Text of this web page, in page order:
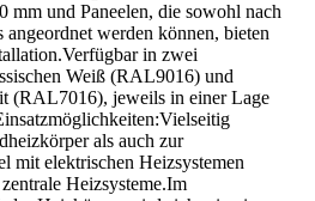
mm und Paneelen, die sowohl nach
angeordnet werden können, bieten
in zwei
Weiß (RAL9016) und
(RAL7016), jeweils in einer Lage
als auch zur
mit elektrischen Heizsystemen
Heizsysteme.Im